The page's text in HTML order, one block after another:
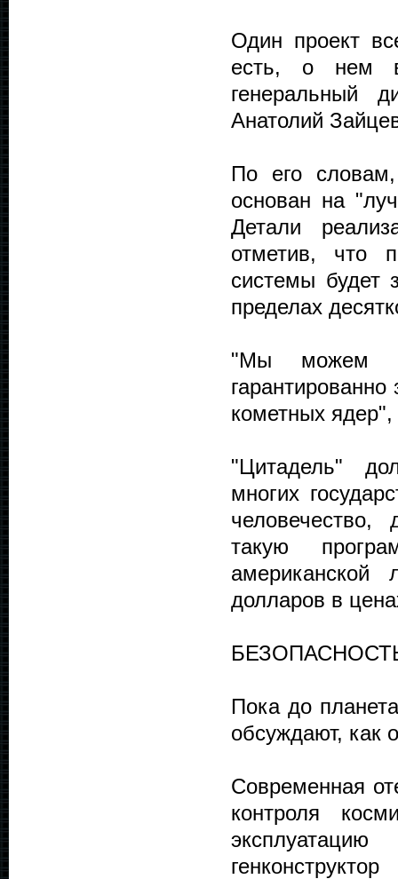
Один проект
есть, о нем
генеральный
Анатолий
По его словам,
основан на
Детали
отметив, что
системы будет
пределах
"Мы можем в
кометных
"Цитадель"
многих
такую
долларов в
Пока до
обсуждают, как
Современная
контроля